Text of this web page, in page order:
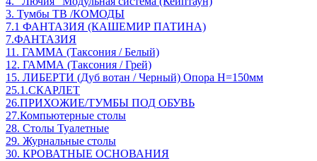
3. Тумбы ТВ /КОМОДЫ
7.1 ФАНТАЗИЯ (КАШЕМИР ПАТИНА)
7.ФАНТАЗИЯ
11. ГАММА (Таксония / Белый)
12. ГАММА (Таксония / Грей)
15. ЛИБЕРТИ (Дуб вотан / Черный) Опора Н=150мм
25.1.СКАРЛЕТ
26.ПРИХОЖИЕ/ТУМБЫ ПОД ОБУВЬ
27.Компьютерные столы
28. Столы Туалетные
29. Журнальные столы
30. КРОВАТНЫЕ ОСНОВАНИЯ